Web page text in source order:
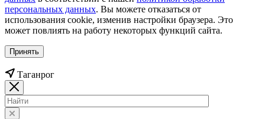
персональных данных. Вы можете отказаться от
использования cookie, изменив настройки браузера. Это
может повлиять на работу некоторых функций сайта.
Принять
Таганрог